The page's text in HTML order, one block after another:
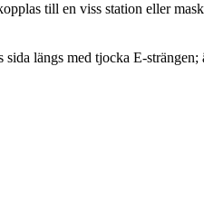
till en viss station eller
längs med tjocka E-